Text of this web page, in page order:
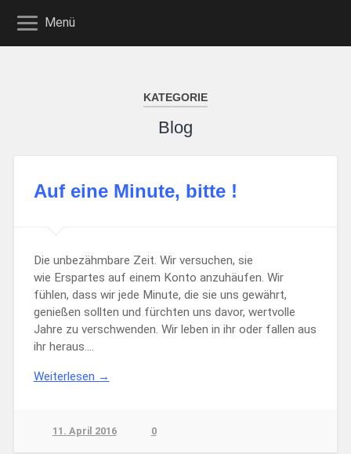
Menü
KATEGORIE
Blog
Auf eine Minute, bitte !
Die unbezähmbare Zeit. Wir versuchen, sie
wie Erspartes auf einem Konto anzuhäufen. Wir
fühlen, dass wir jede Minute, die sie uns gewährt,
genießen sollten und fürchten uns davor, wertvolle
Jahre zu verschwenden. Wir leben in ihr oder fallen aus
ihr heraus….
Weiterlesen →
11. April 2016 0